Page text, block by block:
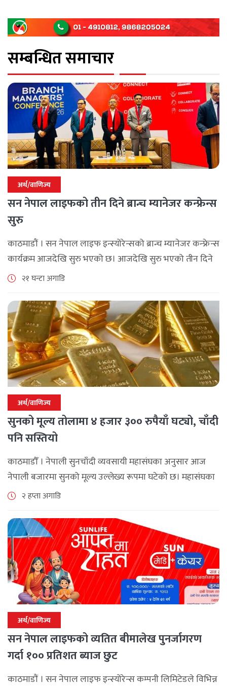
सम्बन्धित समाचार
अर्थ/वाणिज्य
सन नेपाल लाइफको तीन दिने ब्रान्च म्यानेजर कन्फ्रेन्स
सुरु
काठमाडौं । सन नेपाल लाइफ इन्स्योरेन्सको ब्रान्च म्यानेजर कन्फ्रेन्स
कार्यक्रम आजदेखि सुरु भएको छ। आजदेखि सुरु भएको तीन दिने
ब्रान्च म्यानेजर कन्फ्रेन्स विभिन्न कार्यक्रमहरुका साथ भब्य साथ
२१ घन्टा अगाडि
अर्थ/वाणिज्य
सुनको मूल्य तोलामा ४ हजार ३०० रुपैयाँ घट्यो, चाँदी
पनि सस्तियो
काठमाडौँ । नेपाली सुनचाँदी व्यवसायी महासंघका अनुसार आज
नेपाली बजारमा सुनको मूल्य उल्लेख्य रूपमा घटेको छ। महासंघका
अनुसार छापावाल सुनको मूल्य आज प्रतितोला दुई लाख ८४ हजार
२ हप्ता अगाडि
अर्थ/वाणिज्य
सन नेपाल लाइफको व्यतित बीमालेख पुनर्जागरण
गर्दा १०० प्रतिशत ब्याज छुट
काठमाडौं । सन नेपाल लाइफ इन्स्योरेन्स कम्पनी लिमिटेडले विभिन्न